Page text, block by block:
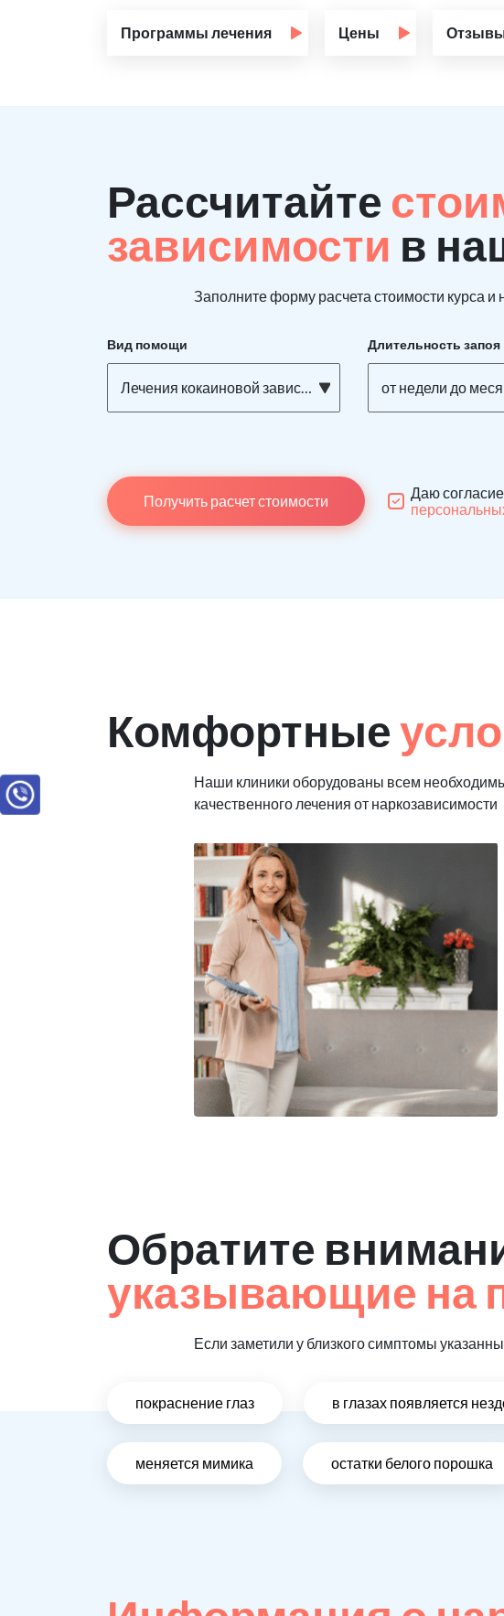
Программы лечения Цены
Рассчитайте
зависимости в
Заполните форму расчета стоимости курса
Вид помощи
Лечения кокаиновой зависимости
Длительность запоя
от недели до месяца
Получить расчет стоимости
Даю
Комфортные
Наши клиники оборудованы всем
качественного лечения от наркозависимости
Обратите
указывающие на
Если заметили у близкого симптомы
покраснение глаз в глазах появляется
меняется мимика остатки белого порошка